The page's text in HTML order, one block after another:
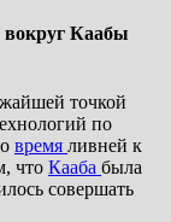
вокруг Каабы
точкой
по
время ливней к
что Кааба была
совершать